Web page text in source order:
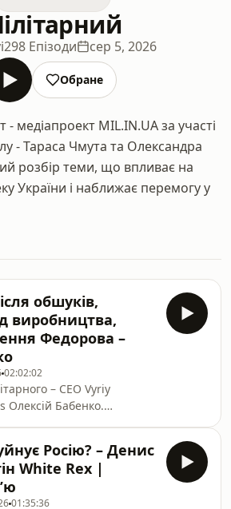
298 Епізоди сер 5, 2026
Обране
- медіапроект MIL.IN.UA за участі
- Тараса Чмута та Олександра
розбір теми, що впливає на
України і наближає перемогу у
обшуків,
виробництва,
Федорова –
02:02:02
– CEO Vyriy
Олексій Бабенко.
Vyriy? - Закупівля
та робота з
пов&#39;язане
Росію? – Денис
White Rex |
01:35:36